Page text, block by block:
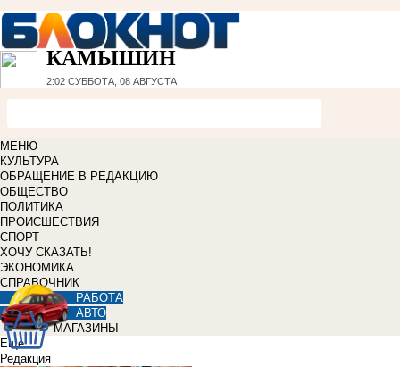
КАМЫШИН
2:02 СУББОТА, 08 АВГУСТА
МЕНЮ
КУЛЬТУРА
ОБРАЩЕНИЕ В РЕДАКЦИЮ
ОБЩЕСТВО
ПОЛИТИКА
ПРОИСШЕСТВИЯ
СПОРТ
ХОЧУ СКАЗАТЬ!
ЭКОНОМИКА
СПРАВОЧНИК
РАБОТА
АВТО
МАГАЗИНЫ
Еще
Редакция